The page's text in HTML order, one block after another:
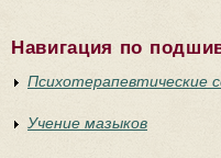
Навигация по
Психотерапевтические
Учение мазыков